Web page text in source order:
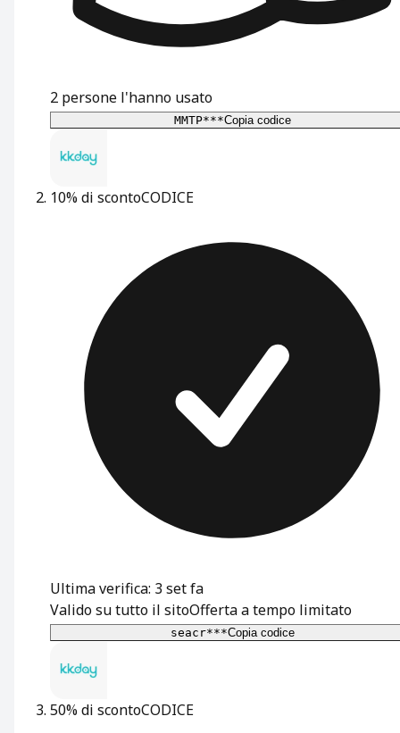
2 persone l'hanno usato
MMTP***Copia codice
10% di scontoCODICE
Ultima verifica: 3 set fa
Valido su tutto il sitoOfferta a tempo limitato
seacr***Copia codice
50% di scontoCODICE